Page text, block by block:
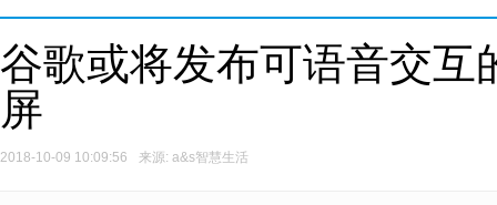
谷歌或将发布可语音交互
屏
2018-10-09 10:09:56 来源: a&s智慧生活